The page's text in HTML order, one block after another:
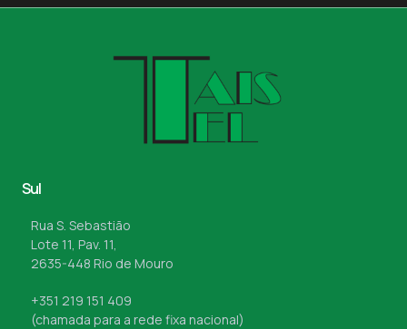
Sul
Rua S. Sebastião
Lote 11, Pav. 11,
2635-448 Rio de Mouro
+351 219 151 409
(chamada para a rede fixa nacional)